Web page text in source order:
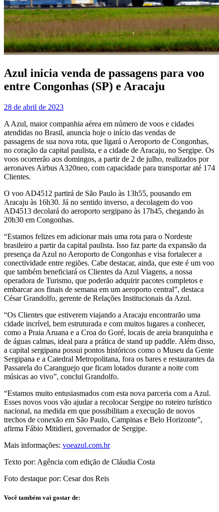
Azul inicia venda de passagens para voo
entre Congonhas (SP) e Aracaju
28 de abril de 2023
A Azul, maior companhia aérea em número de voos e cidades
atendidas no Brasil, anuncia hoje o início das vendas de
passagens de sua nova rota, que ligará o Aeroporto de Congonhas,
no coração da capital paulista, e a cidade de Aracaju, no Sergipe. Os
voos ocorrerão aos domingos, a partir de 2 de julho, realizados por
aeronaves Airbus A320neo, com capacidade para transportar até 174
Clientes.
O voo AD4512 partirá de São Paulo às 13h55, pousando em
Aracaju às 16h30. Já no sentido inverso, a decolagem do voo
AD4513 decolará do aeroporto sergipano às 17h45, chegando às
20h30 em Congonhas.
“Estamos felizes em adicionar mais uma rota para o Nordeste
brasileiro a partir da capital paulista. Isso faz parte da expansão da
presença da Azul no Aeroporto de Congonhas e visa fortalecer a
conectividade entre regiões. Cabe destacar, ainda, que este é um voo
que também beneficiará os Clientes da Azul Viagens, a nossa
operadora de Turismo, que poderão adquirir pacotes completos e
embarcar aos finais de semana em um aeroporto central”, destaca
César Grandolfo, gerente de Relações Institucionais da Azul.
“Os Clientes que estiverem viajando a Aracaju encontrarão uma
cidade incrível, bem estruturada e com muitos lugares a conhecer,
como a Praia Aruana e a Croa do Goré, locais de areia branquinha e
de águas calmas, ideal para a prática de stand up paddle. Além disso,
a capital sergipana possui pontos históricos como o Museu da Gente
Sergipana e a Catedral Metropolitana, fora os bares e restaurantes da
Passarela do Caranguejo que ficam lotados durante a noite com
músicas ao vivo”, conclui Grandolfo.
“Estamos muito entusiasmados com esta nova parceria com a Azul.
Esses novos voos vão ajudar a recolocar Sergipe no roteiro turístico
nacional, na medida em que possibilitam a execução de novos
trechos de conexão em São Paulo, Campinas e Belo Horizonte”,
afirma Fábio Mitidieri, governador de Sergipe.
Mais informações: voeazul.com.br
Texto por: Agência com edição de Cláudia Costa
Foto destaque por: Cesar dos Reis
Você também vai gostar de: